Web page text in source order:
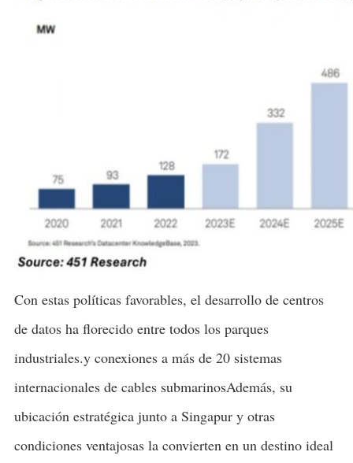
Con estas políticas favorables, el desarrollo de centros
de datos ha florecido entre todos los parques
industriales.y conexiones a más de 20 sistemas
internacionales de cables submarinosAdemás, su
ubicación estratégica junto a Singapur y otras
condiciones ventajosas la convierten en un destino ideal